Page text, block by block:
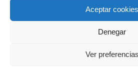
Aceptar cookies
Denegar
Ver preferencias
D. 13 sept – Clausura de
paso: «Vagabundos»,